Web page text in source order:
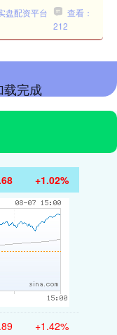
盘配资平台
查看：
212
载完成
+1.02%
+1.42%